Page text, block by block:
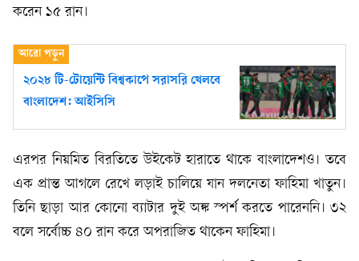
করেন ১৫ রান।
২০২৮ টি-টোয়েন্টি বিশ্বকাপে সরাসরি খেলবে
বাংলাদেশ: আইসিসি
এরপর নিয়মিত বিরতিতে উইকেট হারাতে থাকে বাংলাদেশও। তবে
এক প্রান্ত আগলে রেখে লড়াই চালিয়ে যান দলনেতা ফাহিমা খাতুন।
তিনি ছাড়া আর কোনো ব্যাটার দুই অঙ্ক স্পর্শ করতে পারেননি। ৩২
বলে সর্বোচ্চ ৪০ রান করে অপরাজিত থাকেন ফাহিমা।